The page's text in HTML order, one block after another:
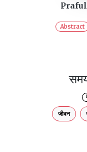
Abstract
जीवन